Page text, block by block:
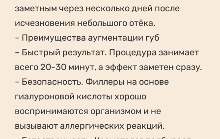
заметным через несколько дней после
исчезновения небольшого отёка.
– Преимущества аугментации губ
– Быстрый результат. Процедура занимает
всего 20-30 минут, а эффект заметен сразу.
– Безопасность. Филлеры на основе
гиалуроновой кислоты хорошо
воспринимаются организмом и не
вызывают аллергических реакций.